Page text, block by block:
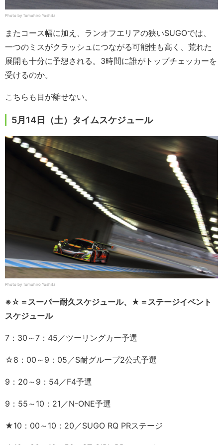
Photo by Tomohiro Yoshita
またコース幅に加え、ランオフエリアの狭いSUGOでは、
一つのミスがクラッシュにつながる可能性も高く、荒れた
展開も十分に予想される。3時間に誰がトップチェッカーを
受けるのか。
こちらも目が離せない。
5月14日（土）タイムスケジュール
Photo by Tomohiro Yoshita
※☆＝スーパー耐久スケジュール、★＝ステージイベント
スケジュール
7：30～7：45／ツーリングカー予選
☆8：00～9：05／S耐グループ2公式予選
9：20～9：54／F4予選
9：55～10：21／N-ONE予選
★10：00～10：20／SUGO RQ PRステージ